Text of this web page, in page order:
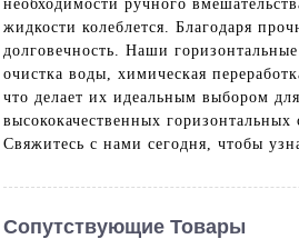
необходимости ручного
жидкости колеблется. Благодаря
долговечность. Наши
очистка воды, химическая
что делает их идеальным выбором
высококачественных
Свяжитесь с нами сегодня, чтобы
Сопутствующие Товары